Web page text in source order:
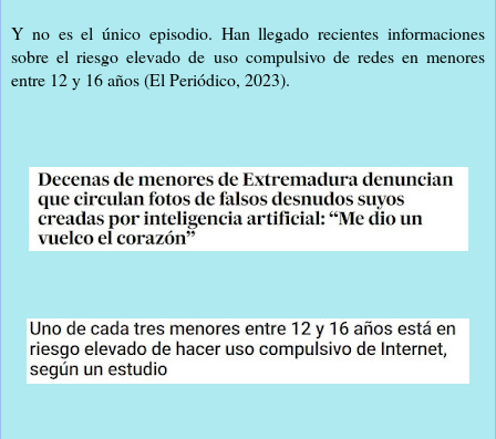
Y no es el único episodio. Han llegado recientes informaciones
sobre el riesgo elevado de uso compulsivo de redes en menores
entre 12 y 16 años (El Periódico, 2023).